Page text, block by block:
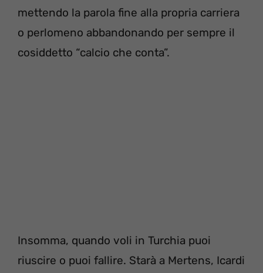
mettendo la parola fine alla propria carriera
o perlomeno abbandonando per sempre il
cosiddetto “calcio che conta”.
Insomma, quando voli in Turchia puoi
riuscire o puoi fallire. Starà a Mertens, Icardi